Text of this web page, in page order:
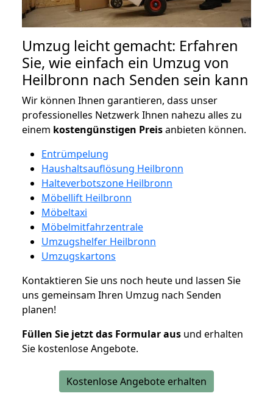
Umzug leicht gemacht: Erfahren
Sie, wie einfach ein Umzug von
Heilbronn nach Senden sein kann
Wir können Ihnen garantieren, dass unser
professionelles Netzwerk Ihnen nahezu alles zu
einem kostengünstigen Preisanbieten können.
Entrümpelung
Haushaltsauflösung Heilbronn
Halteverbotszone Heilbronn
Möbellift Heilbronn
Möbeltaxi
Möbelmitfahrzentrale
Umzugshelfer Heilbronn
Umzugskartons
Kontaktieren Sie uns noch heute und lassen Sie
uns gemeinsam Ihren Umzug nach Senden
planen!
Füllen Sie jetzt das Formular aus und erhalten
Sie kostenlose Angebote.
Kostenlose Angebote erhalten